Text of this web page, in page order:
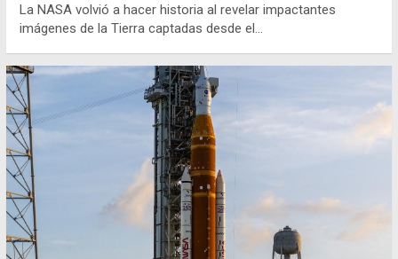
La NASA volvió a hacer historia al revelar impactantes
imágenes de la Tierra captadas desde el…